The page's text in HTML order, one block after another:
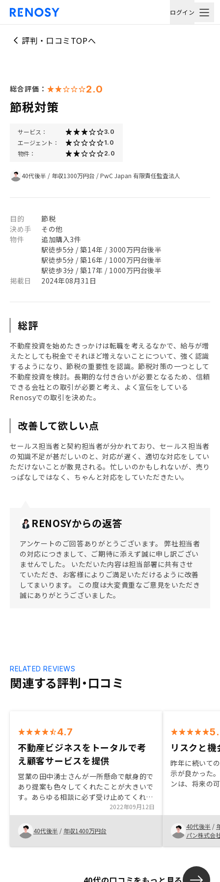
ログイン
評判・口コミTOPへ
総合評価： 2.0
節税対策
サービス： 3.0
エージェント： 1.0
物件： 2.0
40代後半 / 年収1300万円台 /PwC Japan 有限責任監査法人
目的
節税
決め手
その他
物件
追加購入3件
駅徒歩5分 / 築14年 / 3000万円台後半
駅徒歩5分 / 築16年 / 1000万円台後半
駅徒歩3分 / 築17年 / 1000万円台後半
掲載日
2024年08月31日
総評
不動産投資を始めたきっかけは転職を考えるなかで、給与が増
えたとしても税金でそれほど増えないことについて、強く認識
するようになり、節税の重要性を認識。節税対策の一つとして
不動産投資を検討。長期的な付き合いが必要となるため、信頼
できる会社との取引が必要と考え、よく宣伝をしている
Renosyでの取引を決めた。
改善して欲しい点
セールス担当者と契約担当者が分かれており、セールス担当者
の知識不足が甚だしいのと、対応が遅く、適切な対応をしてい
ただけないことが散見される。忙しいのかもしれないが、売り
っぱなしではなく、ちゃんと対応をしていただきたい。
RENOSYからの返答
アンケートのご回答ありがとうございます。 弊社担当者
の対応につきまして、ご期待に添えず誠に申し訳ござい
ませんでした。 いただいた内容は担当部署に共有させ
ていただき、お客様によりご満足いただけるように改善
してまいります。 この度は大変貴重なご意見をいただき
誠にありがとうございました。
関連する評判・口コミ
RELATED REVIEWS
4.7
不動産ビジネスをトータルで考
え顧客サービスを提供
営業の田中湧士さんが一所懸命で献身的で
あり提案も色々してくれたことが大きいで
す。あらゆる相談に必ず受け止めてくれる
のがすごいと感じました。また、素人には
難しいデジタルを活用して科学的に不動産
ビジネスにアプローチされており、わかり
やすさを一つの売りとされているのは新鮮
でした。アフターメンテナンスもしっかり
受けました。引き続きお世話になります。
2022年09月12日
40代後半 / 年収1400万円台
リスクと
昨年に続いて
示が良かった
ンは、将来の
いうこともあ
るのは難しい
の一つとして
検討可能に思
40代後半 /
パン株式会